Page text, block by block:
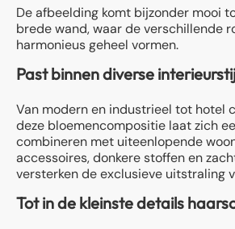
De afbeelding komt bijzonder mooi
brede wand, waar de verschillende
harmonieus geheel vormen.
Past binnen diverse
Van modern en industrieel tot hotel
deze bloemencompositie laat zich
combineren met uiteenlopende
accessoires, donkere stoffen en
versterken de exclusieve uitstraling
Tot in de kleinste details